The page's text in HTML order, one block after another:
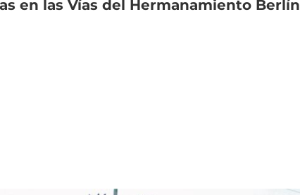
en las Vías del Hermanamiento Berlín